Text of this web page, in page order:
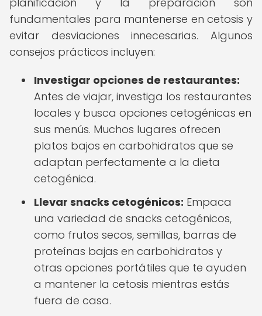
fundamentales para mantenerse en cetosis y
evitar desviaciones innecesarias. Algunos
consejos prácticos incluyen:
Investigar opciones de restaurantes:
Antes de viajar, investiga los restaurantes
locales y busca opciones cetogénicas en
sus menús. Muchos lugares ofrecen
platos bajos en carbohidratos que se
adaptan perfectamente a la dieta
cetogénica.
Llevar snacks cetogénicos: Empaca
una variedad de snacks cetogénicos,
como frutos secos, semillas, barras de
proteínas bajas en carbohidratos y
otras opciones portátiles que te ayuden
a mantener la cetosis mientras estás
fuera de casa.